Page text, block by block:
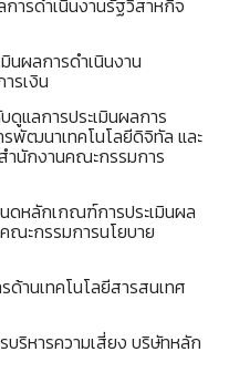
ารดำเนินงานรัฐวิสาหกิจ
นผลการดำเนินงาน
รเงิน
แลการประเมินผลการ
ฒนาเทคโนโลยีดิจิทัล และ
ำนักงานคณะกรรมการ
ดหลักเกณฑ์การประเมินผล
ณะกรรมการนโยบาย
ด้านเทคโนโลยีสารสนเทศ
บริหารความเสี่ยง บริษัทหลัก